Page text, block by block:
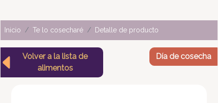
Inicio Te lo cosecharé Detalle de producto
Volver a la lista de
alimentos
Día de cosecha